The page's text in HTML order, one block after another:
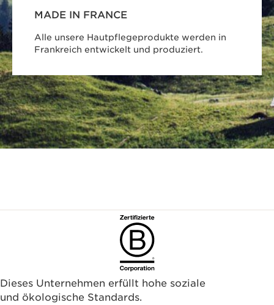
MADE IN FRANCE
Alle unsere Hautpflegeprodukte werden in
Frankreich entwickelt und produziert.
Dieses Unternehmen erfüllt hohe soziale
und ökologische Standards.